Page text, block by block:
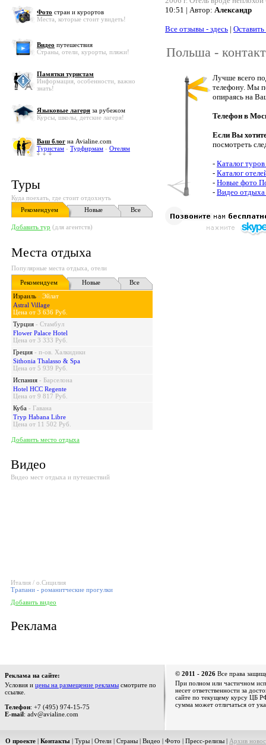
Фото стран и курортов
Места, которые стоит увидеть!
Видео путешествия
Страны, отели, курорты, пляжи!
Памятки туристам
Информация, особенности, важно
знать!
Языковые лагеря за рубежом
Курсы, школы, детские лагеря!
Ваш блог на Avialine.com
Туристам - Турфирмам - Отелям
Туры
Куда поехать, где стоит отдохнуть
Рекомендуем
Новые Все
Добавить тур (для агентств)
Места отдыха
Популярные места отдыха, отели
Рекомендуем
Новые
Все
Израиль - Эйлат
Astral Village
Цена от 3 636 Руб.
Турция - Стамбул
Flower Palace Hotel
Цена от 3 333 Руб.
Греция - п-ов. Халкидики
Sithonia Thalasso & Spa
Цена от 5 939 Руб.
Испания - Барселона
Hotel HCC Regente
Цена от 9 817 Руб.
Куба - Гавана
Tryp Habana Libre
Цена от 11 502 Руб.
Добавить место отдыха
Видео
Видео мест отдыха и путешествий
Италия / о.Сицилия
Трапани - романитческие прогулки
Добавить видео
Реклама
10:51 | Автор: Александр
Все отзывы - здесь |
Польша -
Лучше всего
телефону. Мы
опираясь на
Телефон в
Если Вы
посмотреть
- Каталог
- Каталог
- Новые фото
- Видео
Реклама на сайте:
Условия и цены на размещение рекламы смотрите по
ссылке.
Телефон: +7 (495) 974-15-75
E-mail: adv@avialine.com
© 2011 - 2026 Все права
При полном или частичном
несет ответственности за
сайте по текущему курсу ЦБ
сумма может отличаться от
О проекте | Контакты | Туры | Отели | Страны | Видео | Фото | Пресс-релизы | Архив